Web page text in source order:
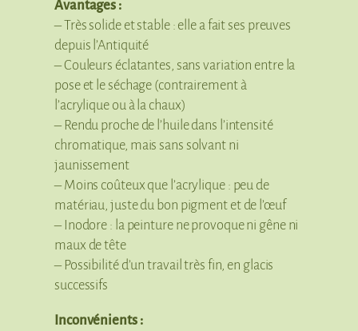
Avantages :
– Très solide et stable : elle a fait ses preuves
depuis l’Antiquité
– Couleurs éclatantes, sans variation entre la
pose et le séchage (contrairement à
l’acrylique ou à la chaux)
– Rendu proche de l’huile dans l’intensité
chromatique, mais sans solvant ni
jaunissement
– Moins coûteux que l’acrylique : peu de
matériau, juste du bon pigment et de l’œuf
– Inodore : la peinture ne provoque ni gêne ni
maux de tête
– Possibilité d’un travail très fin, en glacis
successifs
Inconvénients :